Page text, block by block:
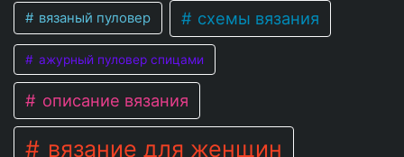
вязаный пуловер схемы вязания
ажурный пуловер спицами
описание вязания
вязание для женщин